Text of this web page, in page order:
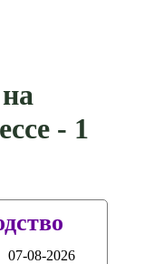
- 1
07-08-2026